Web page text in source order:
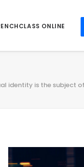
ONLINE
identity is the subject